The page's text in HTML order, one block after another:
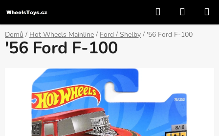
na
obsah
Hledat
KOŠÍK
Domů / Hot Wheels Mainline / Ford / Shelby / '56 Ford F-100
'56 Ford F-100